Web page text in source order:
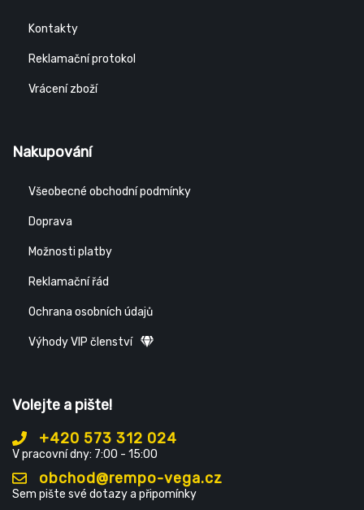
Kontakty
Reklamační protokol
Vrácení zboží
Nakupování
Všeobecné obchodní podmínky
Doprava
Možnosti platby
Reklamační řád
Ochrana osobních údajů
Výhody VIP členství
Volejte a pište!
+420 573 312 024
V pracovní dny: 7:00 - 15:00
obchod@rempo-vega.cz
Sem pište své dotazy a připomínky